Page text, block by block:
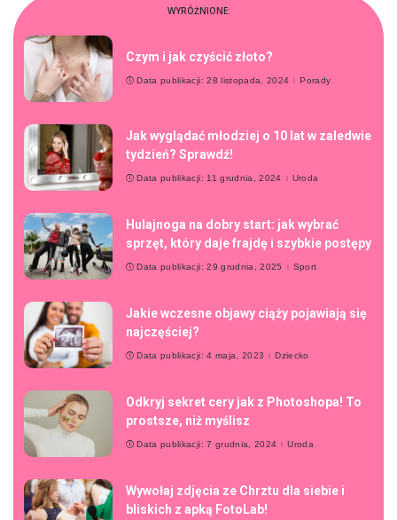
WYRÓŻNIONE:
Czym i jak czyścić złoto?
Data publikacji: 28 listopada, 2024 Porady
Jak wyglądać młodziej o 10 lat w zaledwie
tydzień? Sprawdź!
Data publikacji: 11 grudnia, 2024 Uroda
Hulajnoga na dobry start: jak wybrać
sprzęt, który daje frajdę i szybkie postępy
Data publikacji: 29 grudnia, 2025 Sport
Jakie wczesne objawy ciąży pojawiają się
najczęściej?
Data publikacji: 4 maja, 2023 Dziecko
Odkryj sekret cery jak z Photoshopa! To
prostsze, niż myślisz
Data publikacji: 7 grudnia, 2024 Uroda
Wywołaj zdjęcia ze Chrztu dla siebie i
bliskich z apką FotoLab!